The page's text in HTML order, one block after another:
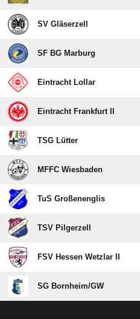
SV Gläserzell
SF BG Marburg
Eintracht Lollar
Eintracht Frankfurt II
TSG Lütter
MFFC Wiesbaden
TuS Großenenglis
TSV Pilgerzell
FSV Hessen Wetzlar II
SG Bornheim/​GW